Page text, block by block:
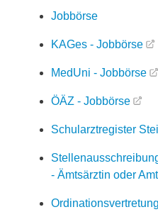
Jobbörse
KAGes - Jobbörse
MedUni - Jobbörse
ÖÄZ - Jobbörse
Schularztregister
- Ämtsärztin oder